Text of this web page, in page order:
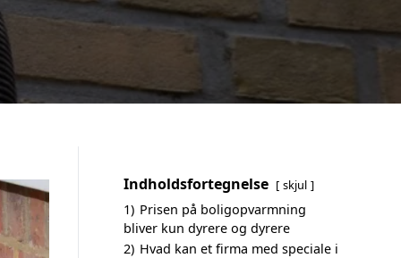
Indholdsfortegnelse skjul
1) Prisen på boligopvarmning
bliver kun dyrere og dyrere
2) Hvad kan et firma med speciale i